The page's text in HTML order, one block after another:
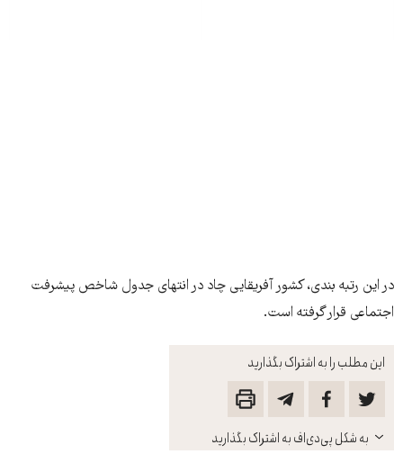
این مطلب را به اشتراک بگذارید
باز
به شکل پی‌دی‌اف به اشتراک بگذارید
در این رتبه بندی، کشور آفریقایی چاد در انتهای جدول شاخص پیشرفت
اجتماعی قرار گرفته است.